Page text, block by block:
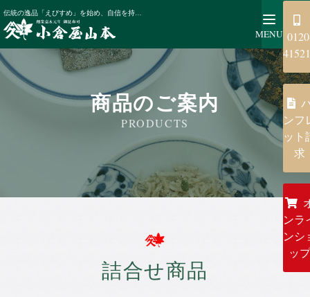
伝統の逸品「えびすめ」を始め、自信を持ってお届けるす塩こんぶ商品、彩り豊かな単品商品、ご贈答にも利用できる詰め合わせ商品もご用意しております。
MENU
ンフ
ット
求
ンラ
ンシ
ップ
昆布商品のご案内
商品のご案内
PRODUCTS
詰合せ商品